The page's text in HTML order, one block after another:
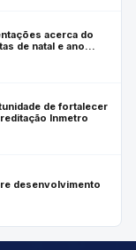
acerca do
de natal e ano
de fortalecer
Inmetro
desenvolvimento